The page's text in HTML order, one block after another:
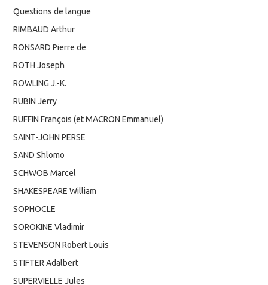
Questions de langue
RIMBAUD Arthur
RONSARD Pierre de
ROTH Joseph
ROWLING J.-K.
RUBIN Jerry
RUFFIN François (et MACRON Emmanuel)
SAINT-JOHN PERSE
SAND Shlomo
SCHWOB Marcel
SHAKESPEARE William
SOPHOCLE
SOROKINE Vladimir
STEVENSON Robert Louis
STIFTER Adalbert
SUPERVIELLE Jules